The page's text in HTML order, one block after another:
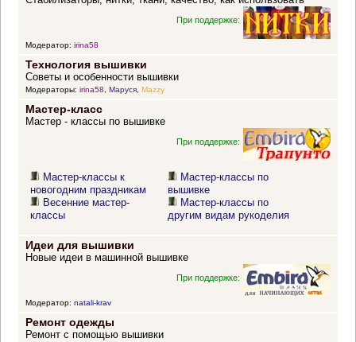
При поддержке:
Модератор: irina58
Технология вышивки
Советы и особенности вышивки
Модераторы: irina58, Маруся, Mazzy
Мастер-класс
Мастер - классы по вышивке
При поддержке:
Мастер-классы к
новогодним праздникам
Весенние мастер-
классы
Мастер-классы по
вышивке
Мастер-классы по
другим видам рукоделия
Идеи для вышивки
Новые идеи в машинной вышивке
При поддержке:
Модератор: natali-krav
Ремонт одежды
Ремонт с помощью вышивки